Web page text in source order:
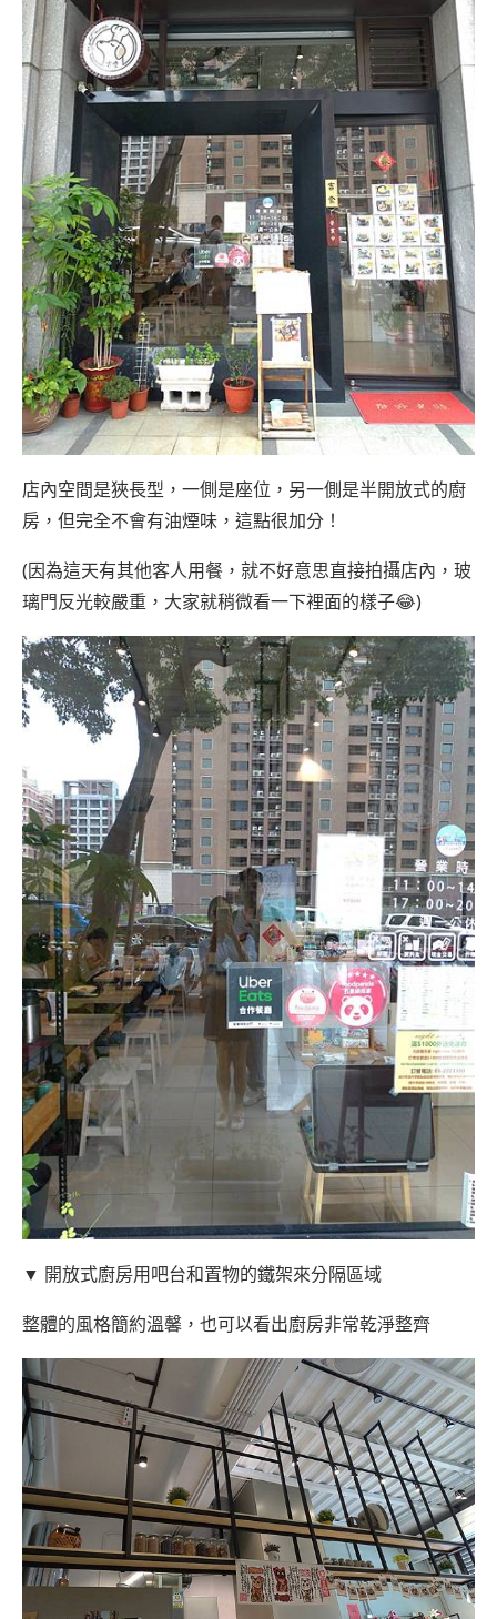
店內空間是狹長型，一側是座位，另一側是半開放式的廚
房，但完全不會有油煙味，這點很加分！
(因為這天有其他客人用餐，就不好意思直接拍攝店內，玻
璃門反光較嚴重，大家就稍微看一下裡面的樣子😂)
▼ 開放式廚房用吧台和置物的鐵架來分隔區域
整體的風格簡約溫馨，也可以看出廚房非常乾淨整齊